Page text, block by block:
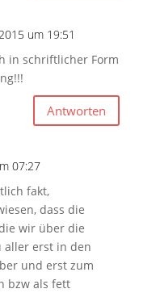
um 19:51
in schriftlicher Form
Antworten
07:27
fakt,
dass die
wir über die
aller erst in den
und erst zum
bzw als fett